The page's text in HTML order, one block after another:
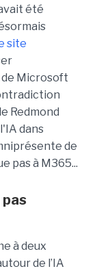
été
site
Microsoft
Redmond
dans
de
pas à M365...
à deux
de l’IA